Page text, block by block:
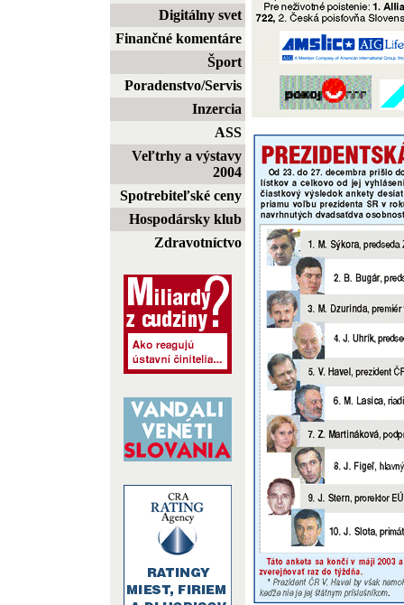
Digitálny svet
Finančné komentáre
Šport
Poradenstvo/Servis
Inzercia
ASS
Veľtrhy a výstavy
2004
Spotrebiteľské ceny
Hospodársky klub
Zdravotníctvo